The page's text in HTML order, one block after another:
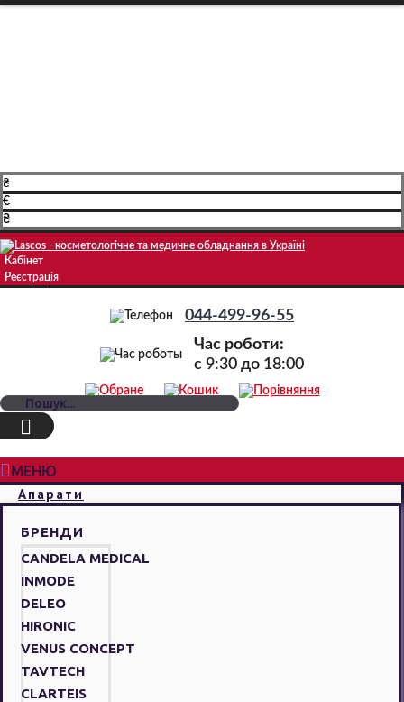
₴
€
₴
Кабінет
Реєстрація
044-499-96-55
Час роботи:
c 9:30 до 18:00
МЕНЮ
Апарати
БРЕНДИ
CANDELA MEDICAL
INMODE
DELEO
HIRONIC
VENUS CONCEPT
TAVTECH
CLARTEIS